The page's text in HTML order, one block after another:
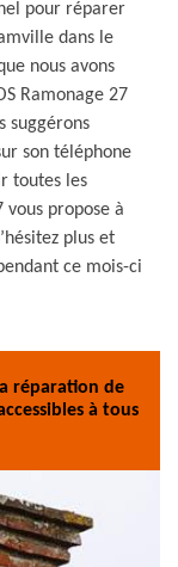
pour réparer
dans le
nous avons
Ramonage 27
suggérons
son téléphone
toutes les
vous propose à
plus et
ce mois-ci
réparation de
à tous